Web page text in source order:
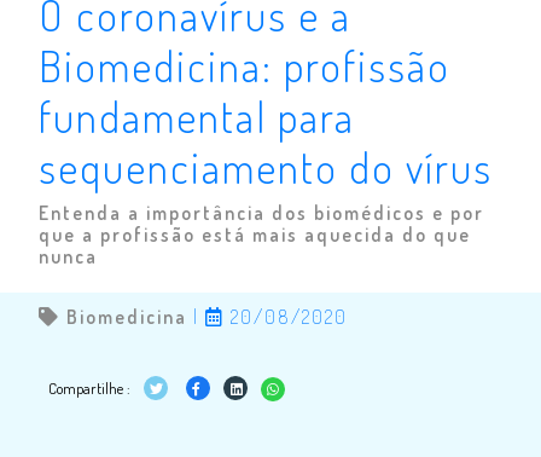
O coronavírus e a
Biomedicina: profissão
fundamental para
sequenciamento do vírus
Entenda a importância dos biomédicos e por
que a profissão está mais aquecida do que
nunca
Biomedicina | 20/08/2020
Compartilhe :